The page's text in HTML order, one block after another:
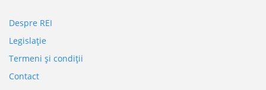
Despre REI
Legislaţie
Termeni şi condiţii
Contact